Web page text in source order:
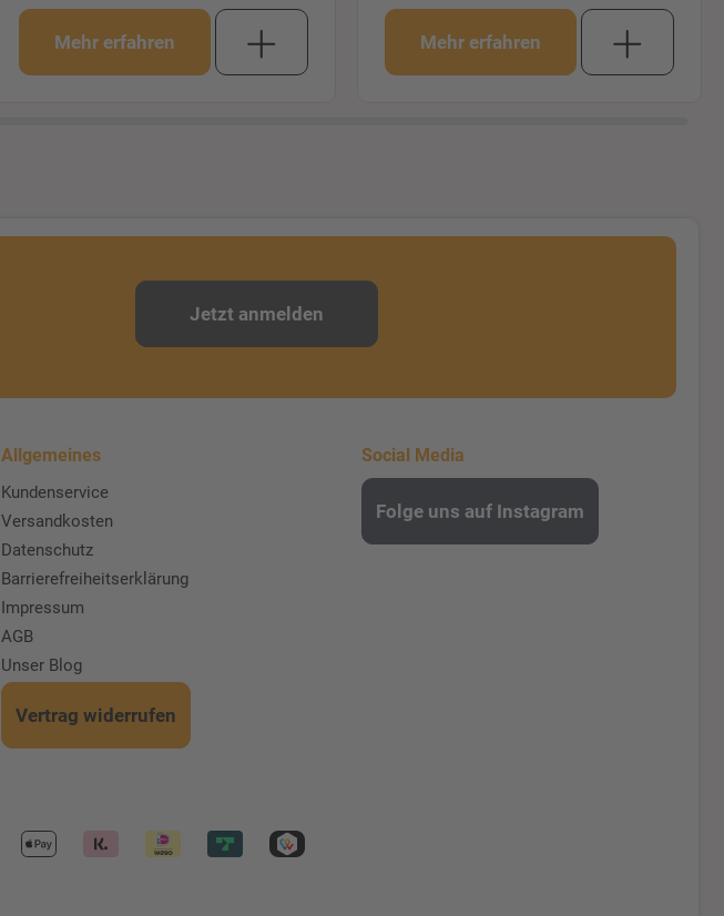
Mehr erfahren Mehr erfahren
Jetzt anmelden
Allgemeines
Kundenservice
Versandkosten
Datenschutz
Barrierefreiheitserklärung
Impressum
AGB
Unser Blog
Vertrag widerrufen
Social Media
Folge uns auf Instagram